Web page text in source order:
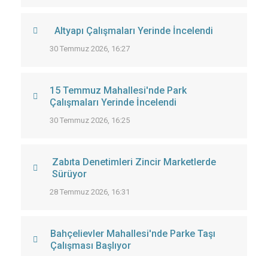
Altyapı Çalışmaları Yerinde İncelendi
30 Temmuz 2026, 16:27
15 Temmuz Mahallesi'nde Park
Çalışmaları Yerinde İncelendi
30 Temmuz 2026, 16:25
Zabıta Denetimleri Zincir Marketlerde
Sürüyor
28 Temmuz 2026, 16:31
Bahçelievler Mahallesi'nde Parke Taşı
Çalışması Başlıyor